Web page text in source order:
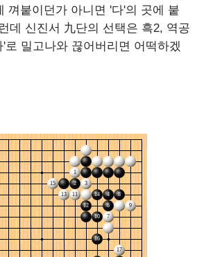
껴붙이던가 아니면 '다'의 곳에 붙
데 신진서 九단의 선택은 흑2, 역공
로 밀고나와 끊어버리면 어떡하겠